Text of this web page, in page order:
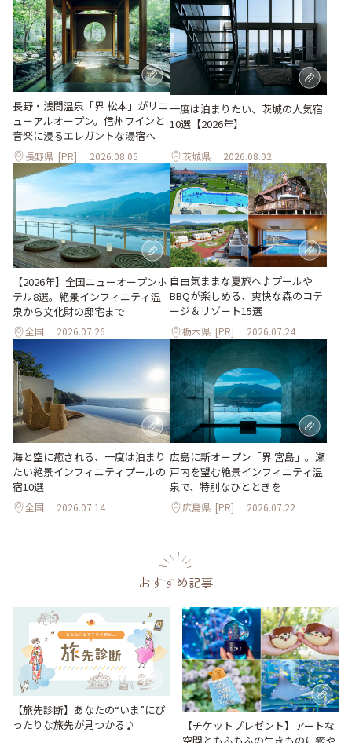
長野・浅間温泉「界 松本」がリニ
ューアルオープン。信州ワインと
音楽に浸るエレガントな湯宿へ
長野県 [PR] 2026.08.05
一度は泊まりたい、茨城の人気宿
10選【2026年】
茨城県 2026.08.02
【2026年】全国ニューオープンホ
テル8選。絶景インフィニティ温
泉から文化財の邸宅まで
全国 2026.07.26
自由気ままな夏旅へ♪プールや
BBQが楽しめる、爽快な森のコテ
ージ＆リゾート15選
栃木県 [PR] 2026.07.24
海と空に癒される、一度は泊まり
たい絶景インフィニティプールの
宿10選
全国 2026.07.14
広島に新オープン「界 宮島」。瀬
戸内を望む絶景インフィニティ温
泉で、特別なひとときを
広島県 [PR] 2026.07.22
おすすめ記事
【旅先診断】あなたの“いま”にぴ
ったりな旅先が見つかる♪
【チケットプレゼント】アートな